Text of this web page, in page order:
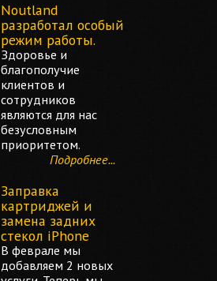
Noutland
разработал особый
режим работы.
Здоровье и
благополучие
клиентов и
сотрудников
являются для нас
безусловным
приоритетом.
Подробнее...
Заправка
картриджей и
замена задних
стекол iPhone
В феврале мы
добавляем 2 новых